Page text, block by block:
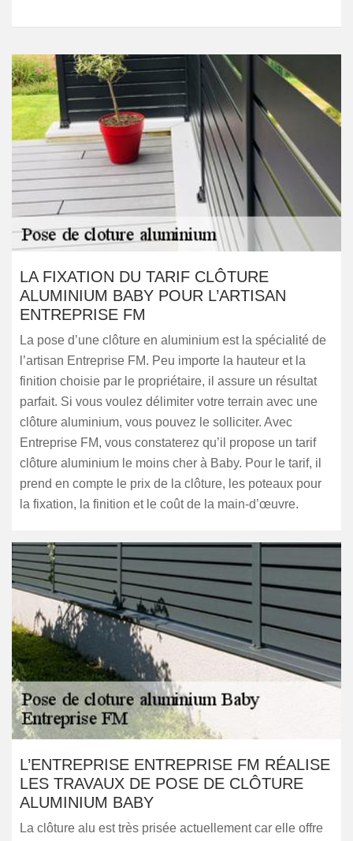
LA FIXATION DU TARIF CLÔTURE
ALUMINIUM BABY POUR L’ARTISAN
ENTREPRISE FM
La pose d’une clôture en aluminium est la spécialité de
l’artisan Entreprise FM. Peu importe la hauteur et la
finition choisie par le propriétaire, il assure un résultat
parfait. Si vous voulez délimiter votre terrain avec une
clôture aluminium, vous pouvez le solliciter. Avec
Entreprise FM, vous constaterez qu’il propose un tarif
clôture aluminium le moins cher à Baby. Pour le tarif, il
prend en compte le prix de la clôture, les poteaux pour
la fixation, la finition et le coût de la main-d’œuvre.
L’ENTREPRISE ENTREPRISE FM RÉALISE
LES TRAVAUX DE POSE DE CLÔTURE
ALUMINIUM BABY
La clôture alu est très prisée actuellement car elle offre